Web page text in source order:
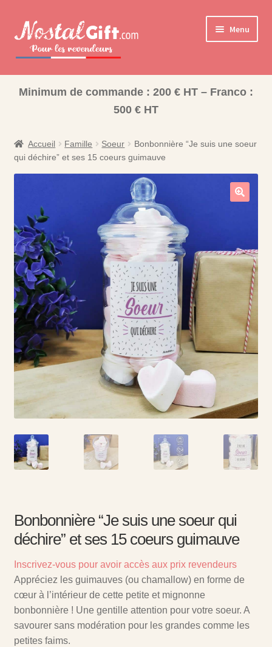
Aller
à
Aller
au
contenu
Menu
Ouvrir
enfant
Bisounours
Minimum de commande : 200 € HT – Franco :
500 € HT
Accueil Famille Soeur
Bonbonnière “Je suis une soeur
qui déchire” et ses 15 coeurs guimauve
Bonbonnière “Je suis une soeur qui
déchire” et ses 15 coeurs guimauve
Inscrivez-vous pour avoir accès aux prix revendeurs
Appréciez les guimauves (ou chamallow) en forme de
cœur à l’intérieur de cette petite et mignonne
bonbonnière ! Une gentille attention pour votre soeur. A
savourer sans modération pour les grandes comme les
petites faims.